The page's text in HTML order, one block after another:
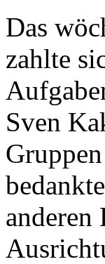
Das
zahlte
Sven